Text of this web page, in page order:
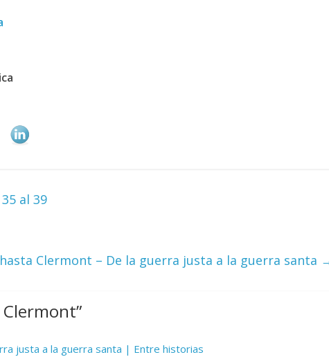
al 39
Clermont – De la guerra justa a la guerra santa
Clermont”
justa a la guerra santa | Entre historias